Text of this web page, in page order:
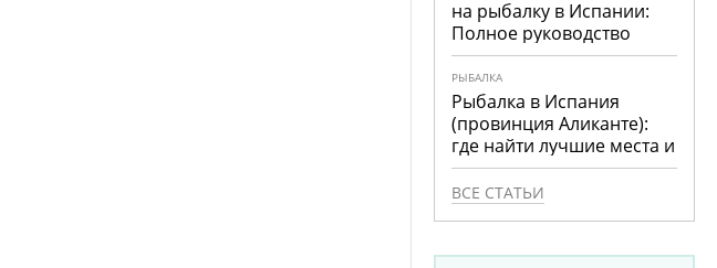
на рыбалку в Испании:
Полное руководство
РЫБАЛКА
Рыбалка в Испания
(провинция Аликанте):
где найти лучшие места и
что ловить
ВСЕ СТАТЬИ